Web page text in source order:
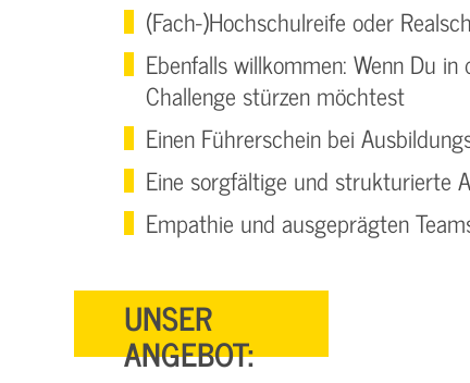
(Fach-)Hochschulreife oder
Ebenfalls willkommen: Wenn Du
Challenge stürzen möchtest
Einen Führerschein bei
Eine sorgfältige und strukturierte
Empathie und ausgeprägten
UNSER
ANGEBOT: